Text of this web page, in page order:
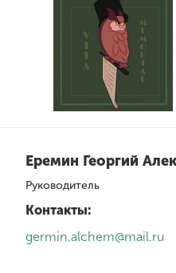
Еремин Георгий
Руководитель
Контакты:
germin.alchem@mail.ru